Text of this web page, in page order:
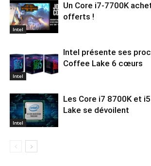
Intel
Un Core i7-7700K
offerts !
Intel
Intel présente ses
Coffee Lake 6 cœurs
Intel
Les Core i7 8700K et
Lake se dévoilent